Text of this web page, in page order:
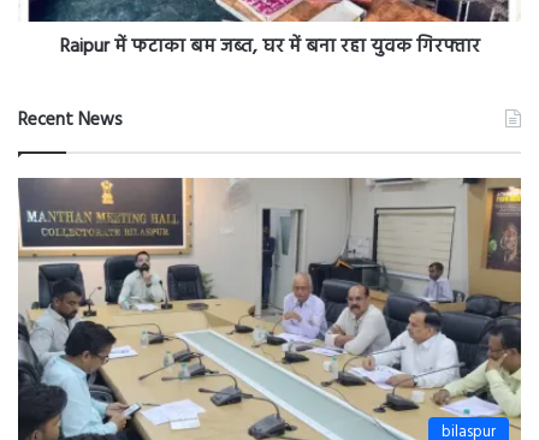
bilaspur
भावी मतदाताओं को मिलेगी लोकतंत्र, संविधान व मतदान
प्रक्रिया की व्यावहारिक जानकारी: khabar 36 Garh is news
bilaspur chhattisgarh
August 7, 2026